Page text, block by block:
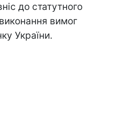
до статутного
вимог
України.